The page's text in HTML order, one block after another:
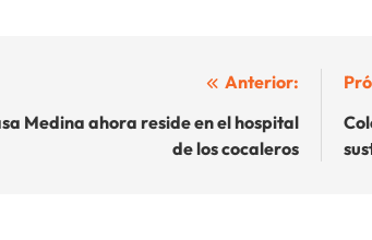
Anterior:
Medina ahora reside en el hospital
de los cocaleros